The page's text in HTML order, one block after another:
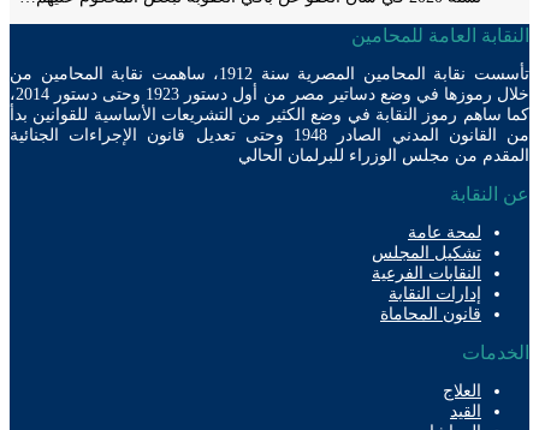
العامة للمحامين
تأسست نقابة المحامين المصرية سنة 1912، ساهمت نقابة المحامين من
خلال رموزها في وضع دساتير مصر من أول دستور 1923 وحتى دستور 2014،
رموز النقابة في وضع الكثير من التشريعات الأساسية للقوانين بدأ
من القانون المدني الصادر 1948 وحتى تعديل قانون الإجراءات الجنائية
من مجلس الوزراء للبرلمان الحالي
لمحة عامة
تشكيل المجلس
النقابات الفرعية
إدارات النقابة
قانون المحاماة
العلاج
القيد